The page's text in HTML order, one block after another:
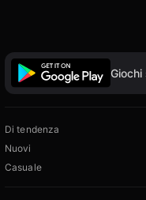
Giochi
Di tendenza
Nuovi
Casuale